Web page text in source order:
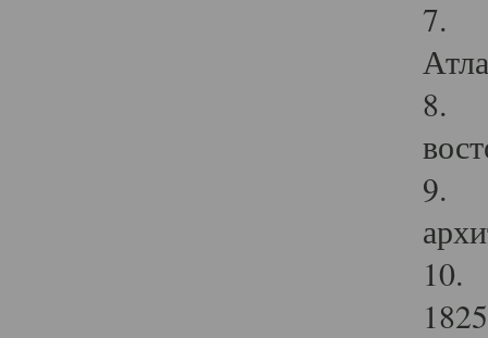
7.
8.
9.
10.